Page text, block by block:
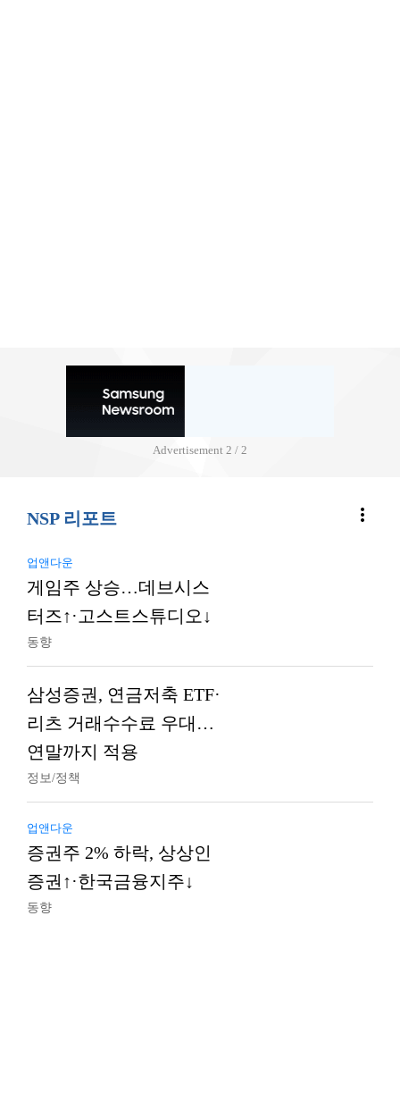
Advertisement 2 / 2
NSP 리포트 more_vert
업앤다운
게임주 상승…데브시스
터즈↑·고스트스튜디오↓
동향
삼성증권, 연금저축 ETF·
리츠 거래수수료 우대…
연말까지 적용
정보/정책
업앤다운
증권주 2% 하락, 상상인
증권↑·한국금융지주↓
동향